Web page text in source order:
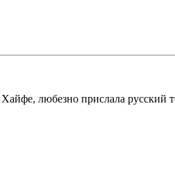
любезно прислала русский